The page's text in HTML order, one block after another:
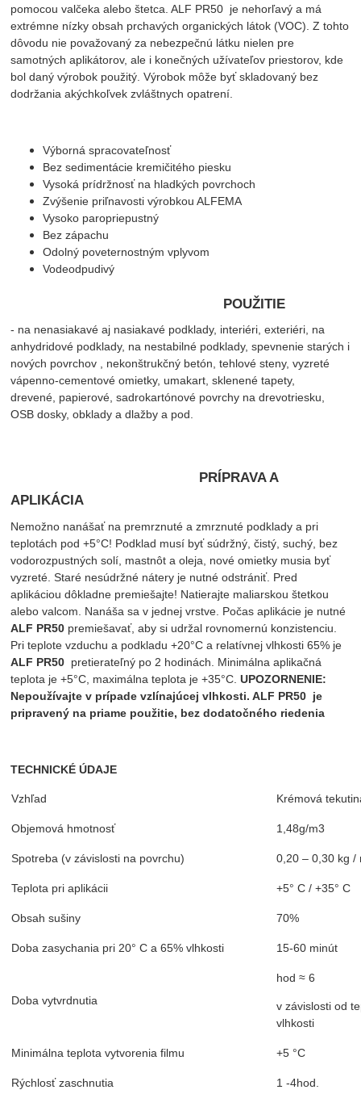
pomocou valčeka alebo štetca. ALF PR50 je nehorľavý a má
extrémne nízky obsah prchavých organických látok (VOC). Z tohto
dôvodu nie považovaný za nebezpečnú látku nielen pre
samotných aplikátorov, ale i konečných užívateľov priestorov, kde
bol daný výrobok použitý. Výrobok môže byť skladovaný bez
dodržania akýchkoľvek zvláštnych opatrení.
Výborná spracovateľnosť
Bez sedimentácie kremičitého piesku
Vysoká prídržnosť na hladkých povrchoch
Zvýšenie priľnavosti výrobkou ALFEMA
Vysoko paropriepustný
Bez zápachu
Odolný poveternostným vplyvom
Vodeodpudivý
POUŽITIE
- na nenasiakavé aj nasiakavé podklady, interiéri, exteriéri, na
anhydridové podklady, na nestabilné podklady, spevnenie starých i
nových povrchov , nekonštrukčný betón, tehlové steny, vyzreté
vápenno-cementové omietky, umakart, sklenené tapety,
drevené, papierové, sadrokartónové povrchy na drevotriesku,
OSB dosky, obklady a dlažby a pod.
PRÍPRAVA A
APLIKÁCIA
Nemožno nanášať na premrznuté a zmrznuté podklady a pri
teplotách pod +5°C! Podklad musí byť súdržný, čistý, suchý, bez
vodorozpustných solí, mastnôt a oleja, nové omietky musia byť
vyzreté. Staré nesúdržné nátery je nutné odstrániť. Pred
aplikáciou dôkladne premiešajte! Natierajte maliarskou štetkou
alebo valcom. Nanáša sa v jednej vrstve. Počas aplikácie je nutné
ALF PR50 premiešavať, aby si udržal rovnomernú konzistenciu.
Pri teplote vzduchu a podkladu +20°C a relatívnej vlhkosti 65% je
ALF PR50 pretierateľný po 2 hodinách. Minimálna aplikačná
teplota je +5°C, maximálna teplota je +35°C.UPOZORNENIE:
Nepoužívajte v prípade vzlínajúcej vlhkosti. ALF PR50 je
pripravený na priame použitie, bez dodatočného riedenia
TECHNICKÉ ÚDAJE
Vzhľad Krémová
Objemová hmotnosť 1,48g/m3
Spotreba (v závislosti na povrchu) 0,20 – 0,30 kg /
Teplota pri aplikácii +5° C / +35° C
Obsah sušiny 70%
Doba zasychania pri 20° C a 65% vlhkosti 15-60 minút
Doba vytvrdnutia
hod ≈ 6
v závislosti od
vlhkosti
Minimálna teplota vytvorenia filmu +5 °C
Rýchlosť zaschnutia 1 -4hod.